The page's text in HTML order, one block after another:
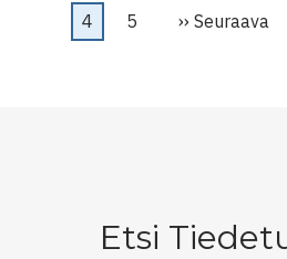
sivu
Tämänhetkinen
4 Sivu
5
Seuraava
›› Seuraava
Etsi